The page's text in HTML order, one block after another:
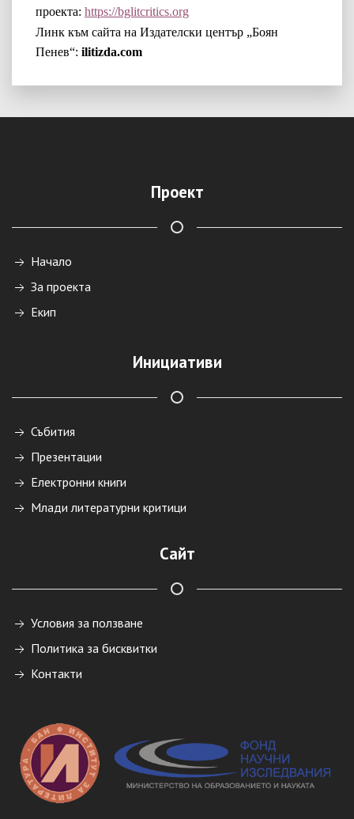
проекта: https://bglitcritics.org
Линк към сайта на Издателски център „Боян
Пенев“: ilitizda.com
Проект
Начало
За проекта
Екип
Инициативи
Събития
Презентации
Електронни книги
Млади литературни критици
Сайт
Условия за ползване
Политика за бисквитки
Контакти